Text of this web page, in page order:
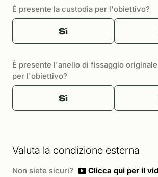
È presente la custodia per l'obiettivo?
Sì
È presente l'anello di fissaggio originale
per l'obiettivo?
Sì
Valuta la condizione esterna
Non siete sicuri?
Clicca qui per il